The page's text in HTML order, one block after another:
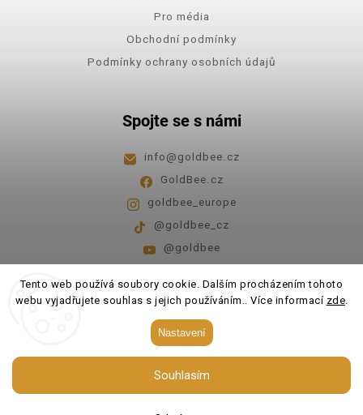
Tento web používá soubory cookie. Dalším procházením tohoto
webu vyjadřujete souhlas s jejich používáním.. Více informací zde.
Nastavení
Souhlasím
Pro média
Obchodní podmínky
Podmínky ochrany osobních údajů
Spojte se s námi
info@goldbee.cz
GoldBee.cz
goldbee_europe
@goldbee_cz
@goldbee
Pondělí - pátek 8:00-14:00
GoldBee. Všechna práva vyhrazena.
Upravit nastavení cookies
Shoptet| DesignShoptak.cz.